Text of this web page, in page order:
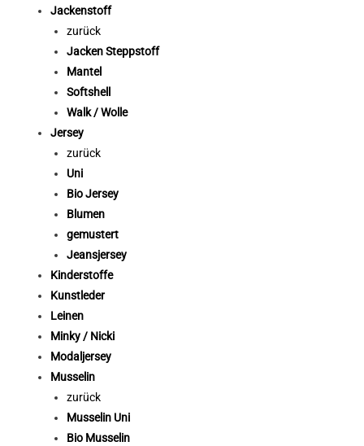
Jackenstoff
zurück
Jacken Steppstoff
Mantel
Softshell
Walk / Wolle
Jersey
zurück
Uni
Bio Jersey
Blumen
gemustert
Jeansjersey
Kinderstoffe
Kunstleder
Leinen
Minky / Nicki
Modaljersey
Musselin
zurück
Musselin Uni
Bio Musselin